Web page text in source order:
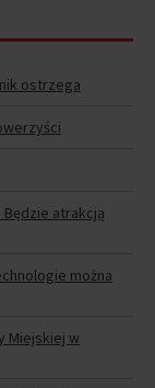
ostrzega
Będzie atrakcją
można
Miejskiej w